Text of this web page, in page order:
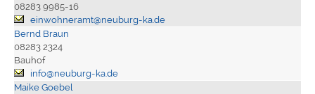
08283 9985-16
einwohneramt@neuburg-ka.de
Bernd Braun
08283 2324
Bauhof
info@neuburg-ka.de
Maike Goebel